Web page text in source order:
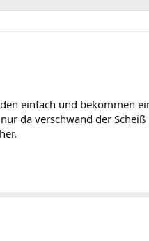
einfach und bekommen
da verschwand der